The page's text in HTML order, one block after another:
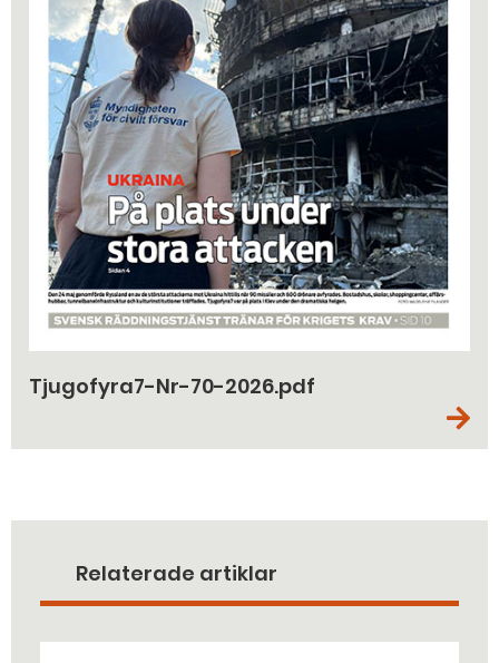
Tjugofyra7-Nr-70-2026.pdf
Relaterade artiklar